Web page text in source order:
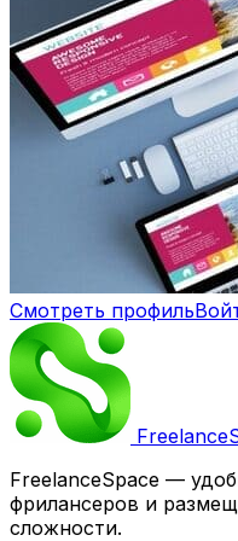
Смотреть профиль
Freelance
FreelanceSpace —
фрилансеров и
сложности.